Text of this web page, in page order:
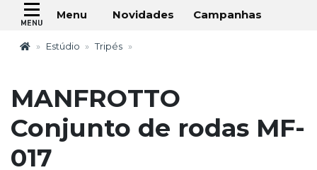
Menu Novidades Campanhas
Estúdio Tripés
MANFROTTO
Conjunto de rodas MF-
017